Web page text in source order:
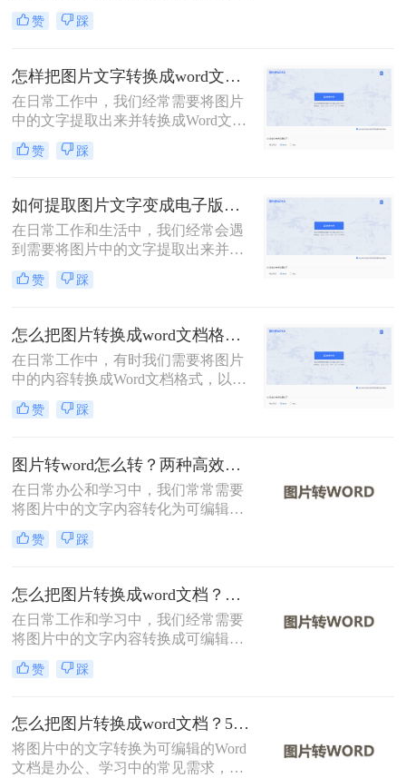
文档。这可能是为了编辑图片中的文
本、保存信息以便分享，或将手写笔
word文档呢？本文将详细介绍两种常
用的方法来实现这一目标。
赞 踩
怎样把图片文字转换成word文档？分享两种有效的方法！
在日常工作中，我们经常需要将图片
中的文字提取出来并转换成Word文
档，以便进行编辑和保存。然而，如
何高效且准确地完成这一转换过程，
字转换成word文档呢？本文将介绍两
种有效的方法，帮助您轻松实现图片
文字到Word文档的转换。
赞 踩
如何提取图片文字变成电子版？分享2种实用的方法！
在日常工作和生活中，我们经常会遇
到需要将图片中的文字提取出来并转
换成电子版的情况。无论是从扫描的
文档、拍照的书籍页面，还是网络上
能极大地提高我们的工作效率。那么
如何提取图片文字变成电子版呢？本
文将介绍两种常用的方法来实现这一
目标。
赞 踩
怎么把图片转换成word文档格式？教你三种转换方法！
在日常工作中，有时我们需要将图片
中的内容转换成Word文档格式，以便
进行编辑和处理。那么怎么把图片转
换成word文档格式呢？本文将介绍三
成图片到Word文档的转换。
赞 踩
图片转word怎么转？两种高效方法指南！
在日常办公和学习中，我们常常需要
将图片中的文字内容转化为可编辑的
Word文档。那么图片转word怎么转
呢？本文将介绍两种实现这一目标的
赞 踩
怎么把图片转换成word文档？分享二种实用方法！
在日常工作和学习中，我们经常需要
将图片中的文字内容转换成可编辑的
Word文档。这一需求在扫描文档、截
图识别、PDF转文字等多种场景下尤
文档呢？本文将介绍两种将图片转换
成Word文档的方法。
赞 踩
怎么把图片转换成word文档？5个主流方法详解！
将图片中的文字转换为可编辑的Word
文档是办公、学习中的常见需求，尤